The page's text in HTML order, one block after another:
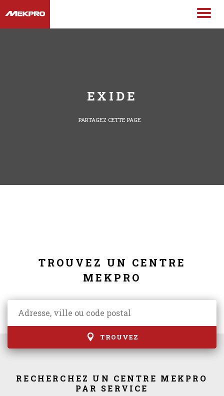
EXIDE
PARTAGEZ CETTE PAGE
TROUVEZ UN CENTRE
MEKPRO
TROUVEZ
RECHERCHEZ UN CENTRE MEKPRO
PAR SERVICE